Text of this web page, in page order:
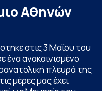
Αθηνών
στις 3 Μαΐου του
ένα ανακαινισμένο
πλευρά της
μέρες μας έχει